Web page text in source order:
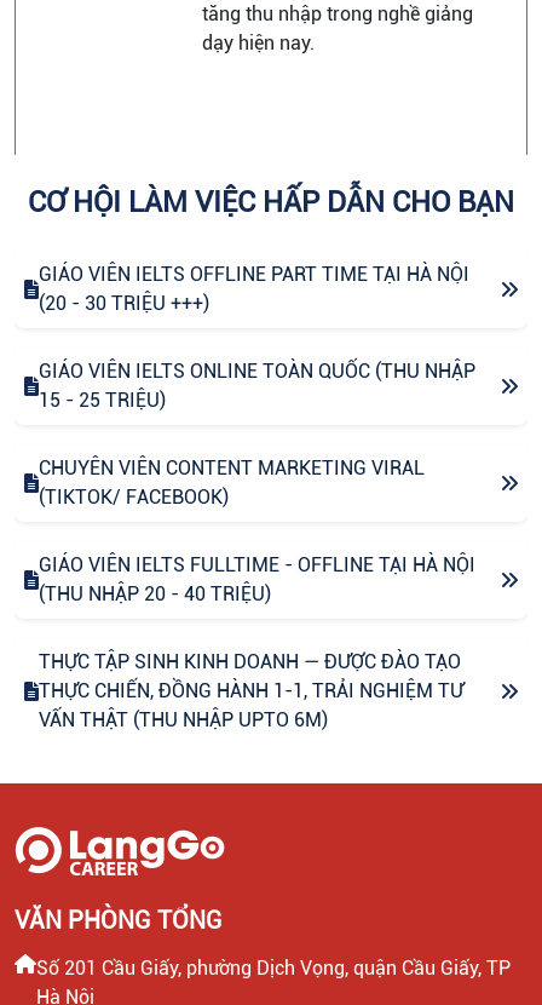
tăng thu nhập trong nghề giảng
dạy hiện nay.
CƠ HỘI LÀM VIỆC HẤP DẪN CHO BẠN
GIÁO VIÊN IELTS OFFLINE PART TIME TẠI HÀ NỘI
(20 - 30 TRIỆU +++)
GIÁO VIÊN IELTS ONLINE TOÀN QUỐC (THU NHẬP
15 - 25 TRIỆU)
CHUYÊN VIÊN CONTENT MARKETING VIRAL
(TIKTOK/ FACEBOOK)
GIÁO VIÊN IELTS FULLTIME - OFFLINE TẠI HÀ NỘI
(THU NHẬP 20 - 40 TRIỆU)
THỰC TẬP SINH KINH DOANH — ĐƯỢC ĐÀO TẠO
THỰC CHIẾN, ĐỒNG HÀNH 1-1, TRẢI NGHIỆM TƯ
VẤN THẬT (THU NHẬP UPTO 6M)
CHUYÊN VIÊN CONTENT VIRAL (FANPAGE
30 TRIỆU)
VĂN PHÒNG TỔNG
Số 201 Cầu Giấy, phường Dịch Vọng, quận Cầu Giấy, TP
Hà Nội